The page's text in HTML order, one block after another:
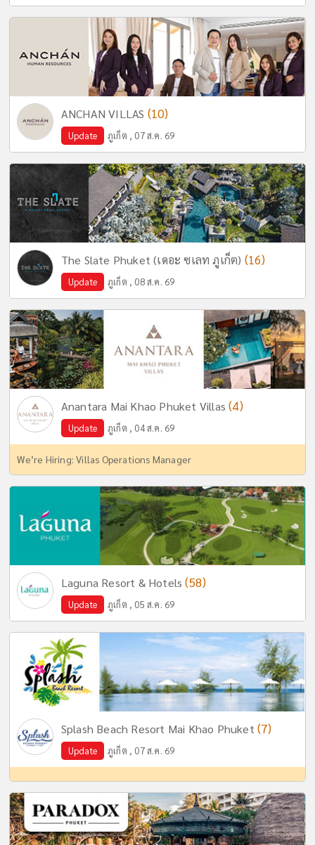
ANCHAN VILLAS (10)
Update ภูเก็ต , 07 ส.ค. 69
The Slate Phuket (เดอะ ซเลท ภูเก็ต) (16)
Update ภูเก็ต , 08 ส.ค. 69
Anantara Mai Khao Phuket Villas(4)
Update ภูเก็ต , 04 ส.ค. 69
We’re Hiring: Villas Operations Manager
Laguna Resort & Hotels(58)
Update ภูเก็ต , 05 ส.ค. 69
Splash Beach Resort Mai Khao Phuket (7)
Update ภูเก็ต , 07 ส.ค. 69